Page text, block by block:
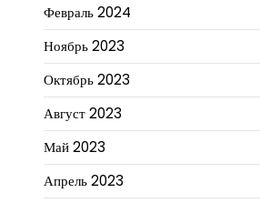
Февраль 2024
Ноябрь 2023
Октябрь 2023
Август 2023
Май 2023
Апрель 2023